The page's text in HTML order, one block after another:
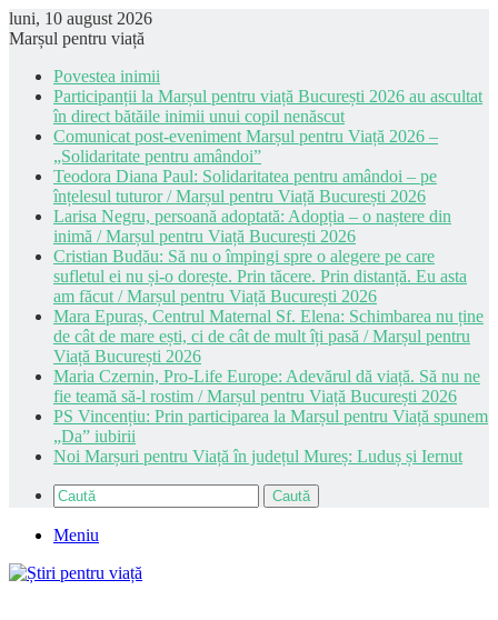
luni, 10 august 2026
Marșul pentru viață
Povestea inimii
Participanții la Marșul pentru viață București 2026 au ascultat
în direct bătăile inimii unui copil nenăscut
Comunicat post-eveniment Marșul pentru Viață 2026 –
„Solidaritate pentru amândoi”
Teodora Diana Paul: Solidaritatea pentru amândoi – pe
înțelesul tuturor / Marșul pentru Viață București 2026
Larisa Negru, persoană adoptată: Adopția – o naștere din
inimă / Marșul pentru Viață București 2026
Cristian Budău: Să nu o împingi spre o alegere pe care
sufletul ei nu și-o dorește. Prin tăcere. Prin distanță. Eu asta
am făcut / Marșul pentru Viață București 2026
Mara Epuraș, Centrul Maternal Sf. Elena: Schimbarea nu ține
de cât de mare ești, ci de cât de mult îți pasă / Marșul pentru
Viață București 2026
Maria Czernin, Pro-Life Europe: Adevărul dă viață. Să nu ne
fie teamă să-l rostim / Marșul pentru Viață București 2026
PS Vincențiu: Prin participarea la Marșul pentru Viață spunem
„Da” iubirii
Noi Marșuri pentru Viață în județul Mureș: Luduș și Iernut
Caută
Meniu